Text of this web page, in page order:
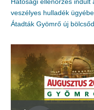
veszélyes hulladék
Átadták Gyömrő új